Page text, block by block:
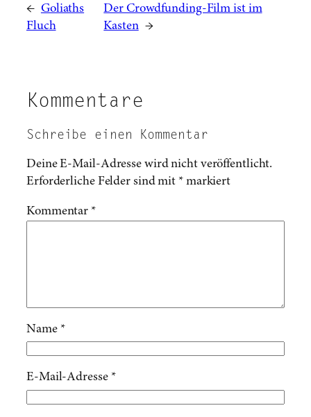
← Goliaths
Fluch
Der Crowdfunding-Film ist im
Kasten →
Kommentare
Schreibe einen Kommentar
Deine E-Mail-Adresse wird nicht veröffentlicht.
Erforderliche Felder sind mit *markiert
Kommentar *
Name *
E-Mail-Adresse *